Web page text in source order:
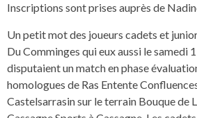
Inscriptions sont prises auprès de
Un petit mot des joueurs cadets et
Du Comminges qui eux aussi le samedi
disputaient un match en phase
homologues de Ras Entente
Castelsarrasin sur le terrain Bouque de